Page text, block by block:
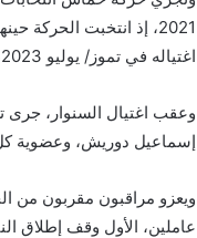
اغتياله في تموز/ يوليو 2023، جرى انتخاب يحيى السنوار رئيساً للمكتب.
وعقب اغتيال السنوار،
إسماعيل دوريش، وعضوية
ويعزو مراقبون مقربون من
عاملين، الأول وقف إطلاق